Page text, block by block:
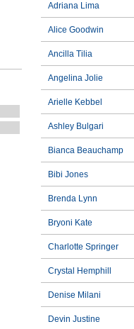
Adriana Lima
Alice Goodwin
Ancilla Tilia
Angelina Jolie
Arielle Kebbel
Ashley Bulgari
Bianca Beauchamp
Bibi Jones
Brenda Lynn
Bryoni Kate
Charlotte Springer
Crystal Hemphill
Denise Milani
Devin Justine